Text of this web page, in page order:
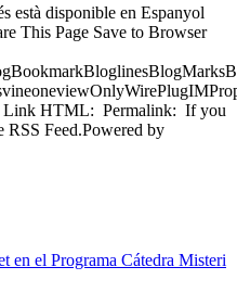
està disponible en Espanyol
This Page Save to Browser
Link HTML: Permalink: If you
RSS Feed.Powered by
en el Programa Cátedra Misteri